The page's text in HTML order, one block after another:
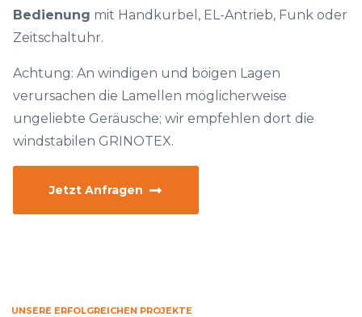
Bedienung mit Handkurbel, EL-Antrieb, Funk oder
Zeitschaltuhr.
Achtung: An windigen und böigen Lagen
verursachen die Lamellen möglicherweise
ungeliebte Geräusche; wir empfehlen dort die
windstabilen GRINOTEX.
Jetzt Anfragen
UNSERE ERFOLGREICHEN PROJEKTE